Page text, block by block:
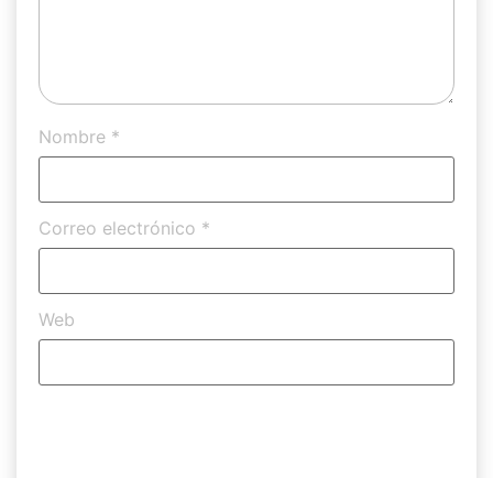
Nombre *
Correo electrónico *
Web